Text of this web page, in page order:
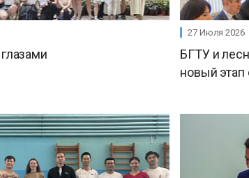
27 Июля 2026
БГТУ и
новый этап